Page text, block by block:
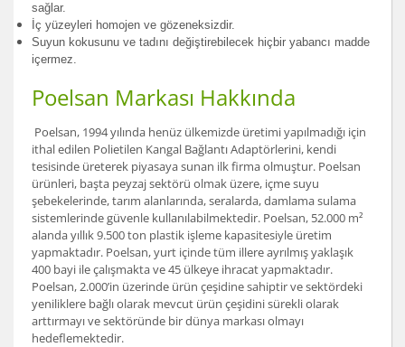
sağlar.
İç yüzeyleri homojen ve gözeneksizdir.
Suyun kokusunu ve tadını değiştirebilecek hiçbir yabancı madde
içermez.
Poelsan Markası Hakkında
Poelsan, 1994 yılında henüz ülkemizde üretimi yapılmadığı için
ithal edilen Polietilen Kangal Bağlantı Adaptörlerini, kendi
tesisinde üreterek piyasaya sunan ilk firma olmuştur. Poelsan
ürünleri, başta peyzaj sektörü olmak üzere, içme suyu
şebekelerinde, tarım alanlarında, seralarda, damlama sulama
sistemlerinde güvenle kullanılabilmektedir. Poelsan, 52.000 m²
alanda yıllık 9.500 ton plastik işleme kapasitesiyle üretim
yapmaktadır. Poelsan, yurt içinde tüm illere ayrılmış yaklaşık
400 bayi ile çalışmakta ve 45 ülkeye ihracat yapmaktadır.
Poelsan, 2.000’in üzerinde ürün çeşidine sahiptir ve sektördeki
yeniliklere bağlı olarak mevcut ürün çeşidini sürekli olarak
arttırmayı ve sektöründe bir dünya markası olmayı
hedeflemektedir.